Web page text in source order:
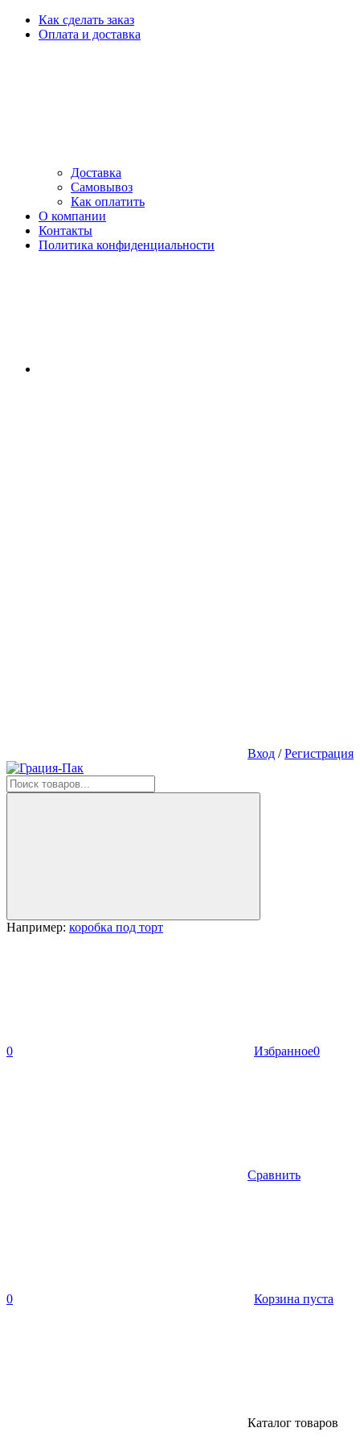
Как сделать заказ
Оплата и доставка
Доставка
Самовывоз
Как оплатить
О компании
Контакты
Политика конфиденциальности
Вход /Регистрация
Например: коробка под торт
0 Избранное0
Сравнить
0 Корзина пуста
Каталог товаров